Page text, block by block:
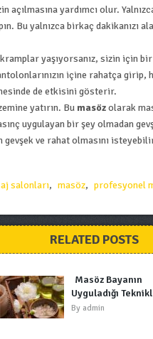
yardımcı olur.
Bu yalnızca birkaç dakikanızı
yaşıyorsanız, sizin için
içine rahatça
de etkisini gösterir.
yatırın. Bu masözolarak
uygulayan bir şey olmadan
gevşek ve rahat olmasını
salonları, masöz, profesyonel
RELATED POSTS
Masöz Bayanın
Uyguladığı
By admin